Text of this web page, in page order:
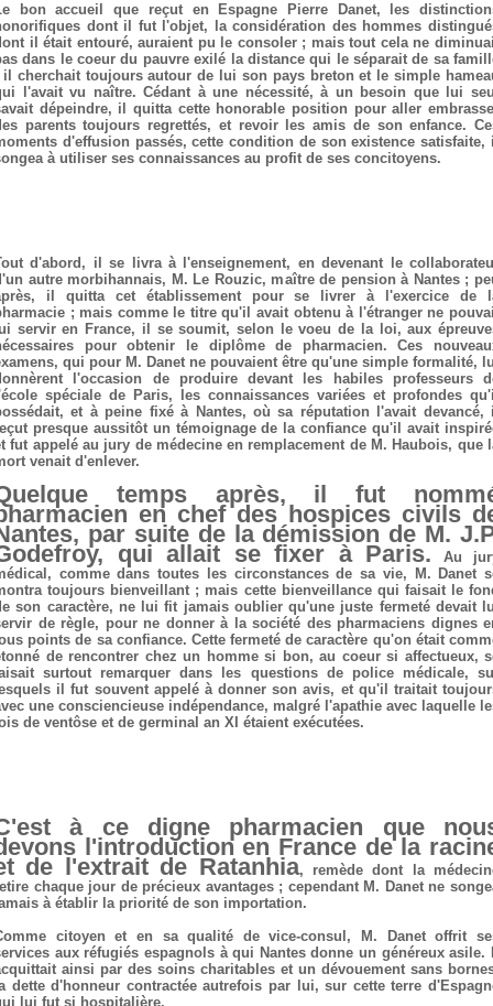
bon accueil que reçut en Espagne Pierre Danet, les
dont il fut l'objet, la considération des hommes
il était entouré, auraient pu le consoler ; mais tout cela ne
dans le coeur du pauvre exilé la distance qui le séparait de sa
cherchait toujours autour de lui son pays breton et le simple
l'avait vu naître. Cédant à une nécessité, à un besoin que lui
dépeindre, il quitta cette honorable position pour aller
parents toujours regrettés, et revoir les amis de son enfance.
d'effusion passés, cette condition de son existence satisfaite,
à utiliser ses connaissances au profit de ses concitoyens.
d'abord, il se livra à l'enseignement, en devenant le
autre morbihannais, M. Le Rouzic, maître de pension à Nantes ;
il quitta cet établissement pour se livrer à l'exercice de
; mais comme le titre qu'il avait obtenu à l'étranger ne
servir en France, il se soumit, selon le voeu de la loi, aux
pour obtenir le diplôme de pharmacien. Ces
qui pour M. Danet ne pouvaient être qu'une simple formalité,
l'occasion de produire devant les habiles professeurs
spéciale de Paris, les connaissances variées et profondes
et à peine fixé à Nantes, où sa réputation l'avait devancé,
presque aussitôt un témoignage de la confiance qu'il avait
fut appelé au jury de médecine en remplacement de M. Haubois, que
venait d'enlever.
temps après, il fut
en chef des hospices civils
par suite de la démission de M.
qui allait se fixer à Paris. Au
comme dans toutes les circonstances de sa vie, M. Danet
toujours bienveillant ; mais cette bienveillance qui faisait le
son caractère, ne lui fit jamais oublier qu'une juste fermeté devait
de règle, pour ne donner à la société des pharmaciens dignes
points de sa confiance. Cette fermeté de caractère qu'on était
de rencontrer chez un homme si bon, au coeur si affectueux,
surtout remarquer dans les questions de police médicale,
il fut souvent appelé à donner son avis, et qu'il traitait
une consciencieuse indépendance, malgré l'apathie avec laquelle
de ventôse et de germinal an XI étaient exécutées.
à ce digne pharmacien que
l'introduction en France de la
de l'extrait de Ratanhia, remède dont la
chaque jour de précieux avantages ; cependant M. Danet ne
à établir la priorité de son importation.
citoyen et en sa qualité de vice-consul, M. Danet offrit
aux réfugiés espagnols à qui Nantes donne un généreux asile.
ainsi par des soins charitables et un dévouement sans
dette d'honneur contractée autrefois par lui, sur cette terre
lui fut si hospitalière.